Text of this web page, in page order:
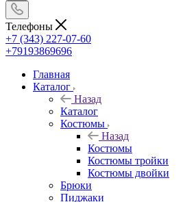
Телефоны
+7 (343) 227-07-60
+79193869696
Главная
Каталог
Назад
Каталог
Костюмы
Назад
Костюмы
Костюмы тройки
Костюмы двойки
Брюки
Пиджаки